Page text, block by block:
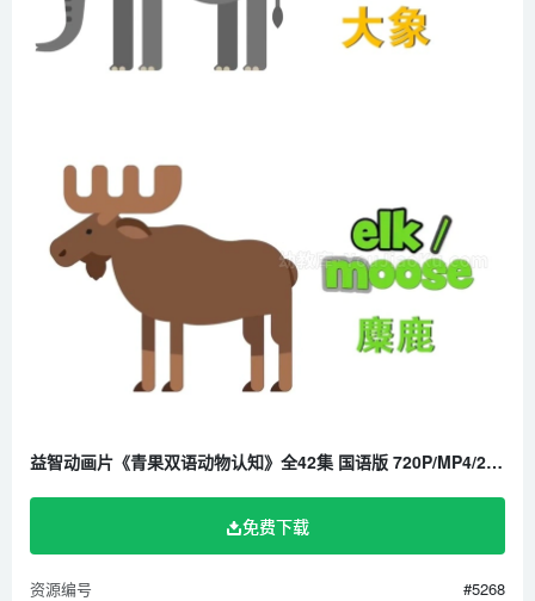
第22集 动物和农副产品怎么产生的
第23集 猜猜这个是什么动物
第26集 双语学习各种海洋动物
第27集 什么动物有八个爪
第28集 这种动物在生活中很少见
第29集 神秘海洋探索锤头鲨
第30集 飞鱼会飞吗
第31集 横着走的只有螃蟹吗
第32集 虾有几条腿
第34集 最喜欢吃坚果的动物是松鼠
第35集 鳄鱼有几颗牙齿
第36集 最漂亮的粉色火烈鸟
第37集 什么动物最调皮
益智动画片《青果双语动物认知》全42集 国语版 720P/MP4/203M 百度云网盘下载
免费下载
资源编号 #5268